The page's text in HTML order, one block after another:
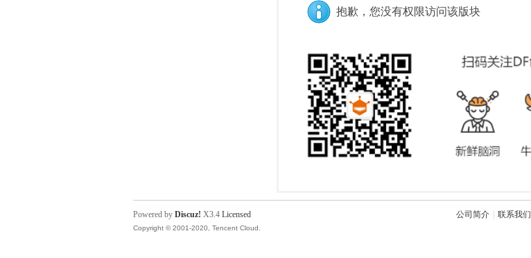
抱歉，您没有权限访问该版块
公司简介 联系我们
Powered by Discuz! X3.4 Licensed
Copyright © 2001-2020, Tencent Cloud.